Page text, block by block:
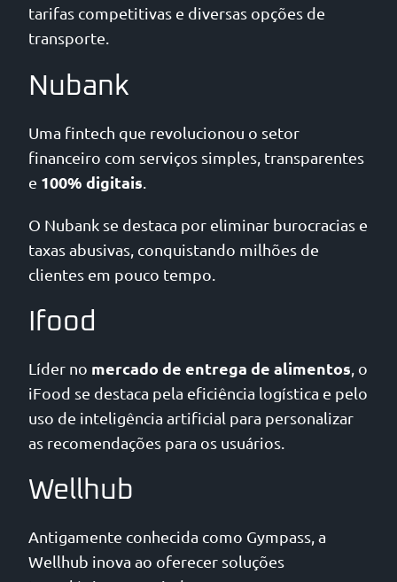
tarifas competitivas e diversas opções de
transporte.
Nubank
Uma fintech que revolucionou o setor
financeiro com serviços simples, transparentes
e 100% digitais
O Nubank se destaca por eliminar burocracias e
taxas abusivas, conquistando milhões de
clientes em pouco tempo.
Ifood
Líder no mercado de entrega de alimentos , o
iFood se destaca pela eficiência logística e pelo
uso de inteligência artificial para personalizar
as recomendações para os usuários.
Wellhub
Antigamente conhecida como Gympass, a
Wellhub inova ao oferecer soluções